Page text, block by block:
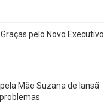
pelo Novo Executivo
Mãe Suzana de Iansã